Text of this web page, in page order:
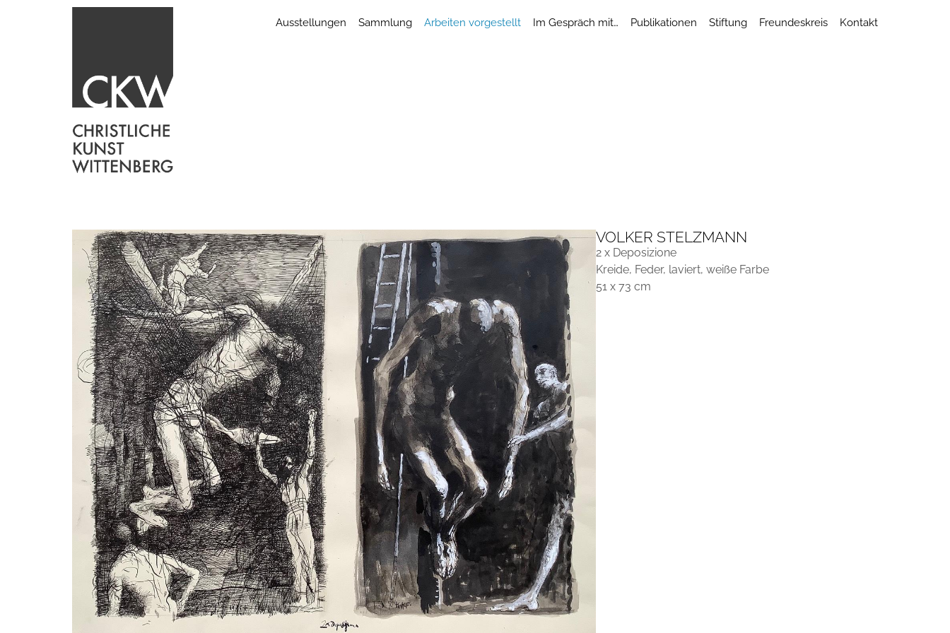
Ausstellungen Sammlung Arbeiten vorgestellt Im Gespräch mit… Publikationen Stiftung Freundeskreis Kontakt
VOLKER STELZMANN
2 x Deposizione
Kreide, Feder, laviert, weiße Farbe
51 x 73 cm